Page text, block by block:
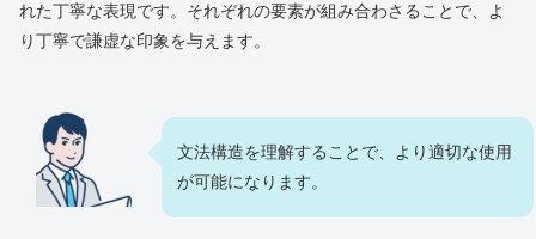
れた丁寧な表現です。それぞれの要素が組み合わさることで、よ
り丁寧で謙虚な印象を与えます。
文法構造を理解することで、より適切な使用
が可能になります。